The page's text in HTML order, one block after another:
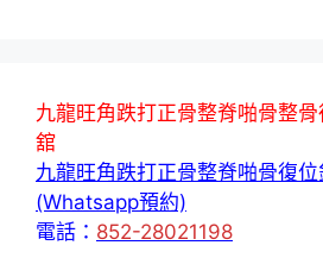
九龍旺角跌打正骨整脊啪骨整
舘
九龍旺角跌打正骨整脊啪骨復
(Whatsapp預約)
電話： 852-28021198